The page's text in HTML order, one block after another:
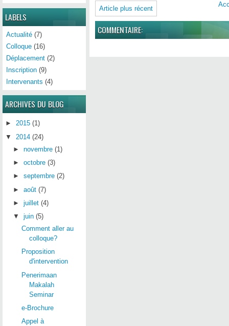
Article plus récent
COMMENTAIRE:
LABELS
Actualité (7)
Colloque (16)
Déplacement (2)
Inscription (9)
Intervenants (4)
ARCHIVES DU BLOG
► 2015 (1)
▼ 2014 (24)
►novembre (1)
►octobre (3)
►septembre (2)
►août (7)
►juillet (4)
▼juin (5)
Comment aller au
colloque?
Proposition
d'intervention
Penerimaan
Makalah
Seminar
e-Brochure
Appel à